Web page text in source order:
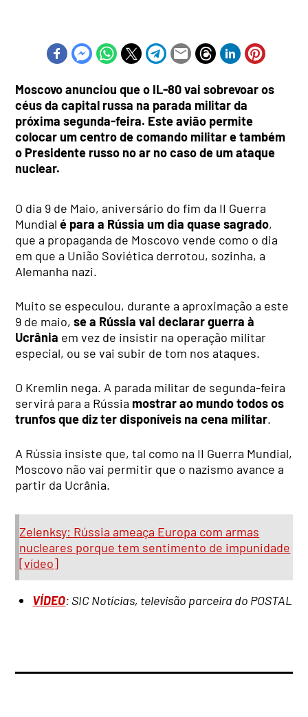
Moscovo anunciou que o IL-80 vai sobrevoar os
céus da capital russa na parada militar da
próxima segunda-feira. Este avião permite
colocar um centro de comando militar e também
o Presidente russo no ar no caso de um ataque
nuclear.
O dia 9 de Maio, aniversário do fim da II Guerra
Mundial é para a Rússia um dia quase sagrado,
que a propaganda de Moscovo vende como o dia
em que a União Soviética derrotou, sozinha, a
Alemanha nazi.
Muito se especulou, durante a aproximação a este
9 de maio,se a Rússia vai declarar guerra à
Ucrânia em vez de insistir na operação militar
especial, ou se vai subir de tom nos ataques.
O Kremlin nega. A parada militar de segunda-feira
servirá para a Rússia mostrar ao mundo todos os
trunfos que diz ter disponíveis na cena militar.
A Rússia insiste que, tal como na II Guerra Mundial,
Moscovo não vai permitir que o nazismo avance a
partir da Ucrânia.
Zelenksy: Rússia ameaça Europa com armas
nucleares porque tem sentimento de impunidade
[vídeo]
VÍDEO: SIC Notícias, televisão parceira do POSTAL